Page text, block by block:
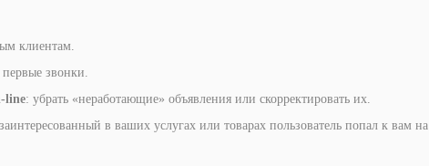
клиентам.
звонки.
line: убрать «неработающие» объявления или скорректировать их.
в ваших услугах или товарах пользователь попал к вам на